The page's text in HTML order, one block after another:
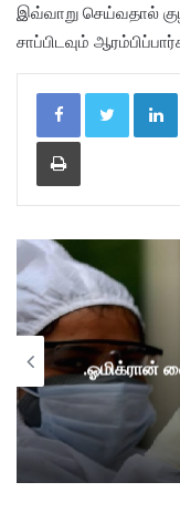
இவ்வாறு செய்வதால்
சாப்பிடவும்
Print
.ஓமிக்ரான் வைரஸ் ஆபத்து